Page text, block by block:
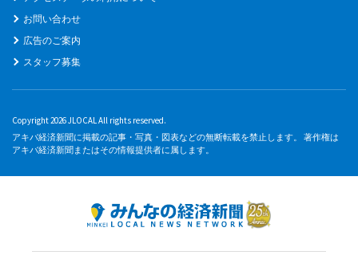
お問い合わせ
広告のご案内
スタッフ募集
Copyright 2026 JLOCAL All rights reserved.
アキバ経済新聞に掲載の記事・写真・図表などの無断転載を禁止します。 著作権は
アキバ経済新聞またはその情報提供者に属します。